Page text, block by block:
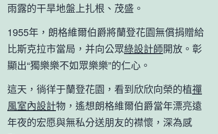
雨露的干旱地盤上扎根、茂盛。
1955年，朗格維爾伯爵將蘭登花園無償捐贈給
比斯克拉市當局，并向公眾綠設計師開放。彰
顯出“獨樂樂不如眾樂樂”的仁心。
這天，徜徉于蘭登花園，看到欣欣向榮的植禪
風室內設計物，遙想朗格維爾伯爵當年漂亮遠
年夜的宏愿與無私分送朋友的襟懷，深為感